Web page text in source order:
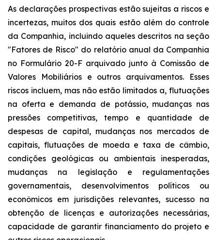
As declarações prospectivas estão sujeitas a riscos e
incertezas, muitos dos quais estão além do controle
da Companhia, incluindo aqueles descritos na seção
"Fatores de Risco" do relatório anual da Companhia
no Formulário 20-F arquivado junto à Comissão de
Valores Mobiliários e outros arquivamentos. Esses
riscos incluem, mas não estão limitados a, flutuações
na oferta e demanda de potássio, mudanças nas
pressões competitivas, tempo e quantidade de
despesas de capital, mudanças nos mercados de
capitais, flutuações de moeda e taxa de câmbio,
condições geológicas ou ambientais inesperadas,
mudanças na legislação e regulamentações
governamentais, desenvolvimentos políticos ou
econômicos em jurisdições relevantes, sucesso na
obtenção de licenças e autorizações necessárias,
capacidade de garantir financiamento do projeto e